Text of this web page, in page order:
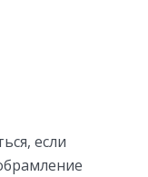
если